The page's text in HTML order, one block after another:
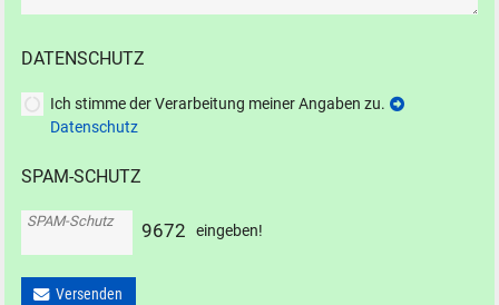
DATENSCHUTZ
Ich stimme der Verarbeitung meiner Angaben zu.
Datenschutz
SPAM-SCHUTZ
SPAM-Schutz 9672 eingeben!
Versenden